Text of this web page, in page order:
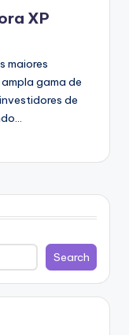
XP
maiores
gama de
de
Search